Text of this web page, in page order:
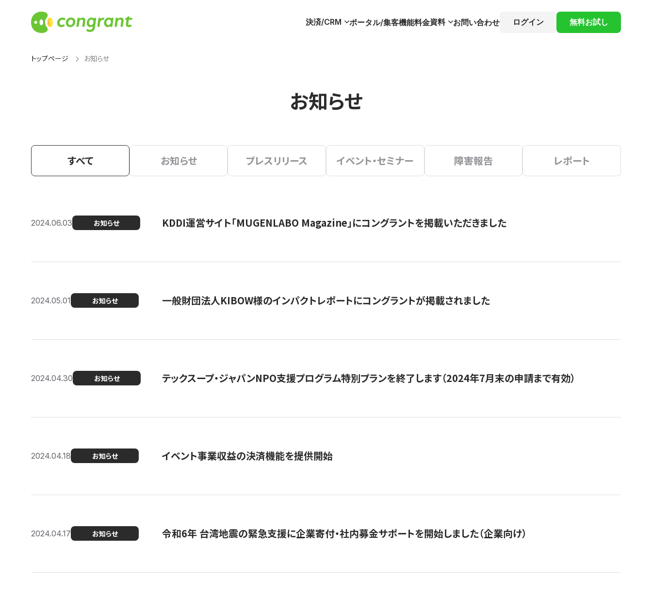
決済/CRM ポータル/集客機能料金資料 お問い合わせ ログイン 無料お試し
トップページ お知らせ
お知らせ
すべて お知らせ プレスリリース イベント・セミナー 障害報告 レポート
2024.06.03 お知らせ KDDI運営サイト「MUGENLABO Magazine」にコングラントを掲載いただきました
2024.05.01 お知らせ 一般財団法人KIBOW様のインパクトレポートにコングラントが掲載されました
2024.04.30 お知らせ テックスープ・ジャパンNPO支援プログラム特別プランを終了します（2024年7月末の申請まで有効）
2024.04.18 お知らせ イベント事業収益の決済機能を提供開始
2024.04.17 お知らせ 令和6年 台湾地震の緊急支援に企業寄付・社内募金サポートを開始しました（企業向け）